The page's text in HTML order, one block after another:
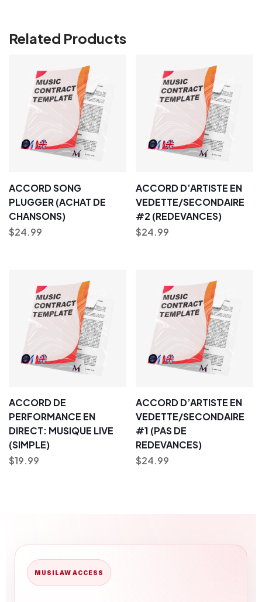
Related Products
ACCORD SONG
PLUGGER (ACHAT DE
CHANSONS)
$24.99
ACCORD D’ARTISTE EN
VEDETTE/SECONDAIRE
#2 (REDEVANCES)
$24.99
ACCORD DE
PERFORMANCE EN
DIRECT: MUSIQUE LIVE
(SIMPLE)
$19.99
ACCORD D’ARTISTE EN
VEDETTE/SECONDAIRE
#1 (PAS DE
REDEVANCES)
$24.99
MUSILAW ACCESS